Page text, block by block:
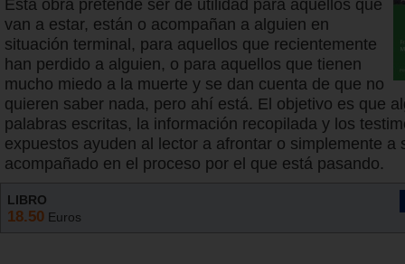
Esta obra pretende ser de utilidad para aquellos que
van a estar, están o acompañan a alguien en
situación terminal, para aquellos que recientemente
han perdido a alguien, o para aquellos que tienen
mucho miedo a la muerte y se dan cuenta de que no
quieren saber nada, pero ahí está. El objetivo es que
palabras escritas, la información recopilada y los
expuestos ayuden al lector a afrontar o simplemente a
acompañado en el proceso por el que está pasando.
LIBRO
18.50 Euros